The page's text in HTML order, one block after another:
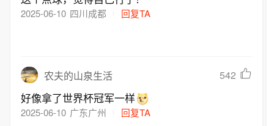
2025-06-10 四川成都 回复TA
农夫的山泉生活 542
好像拿了世界杯冠军一样
2025-06-10 广东广州 回复TA